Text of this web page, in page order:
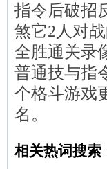
指令后破招
煞它2人对
全胜通关录
普通技与指
个格斗游戏
名。
相关热词搜索